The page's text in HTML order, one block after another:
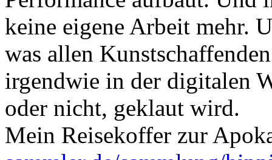
keine eigene Arbeit mehr.
was allen
irgendwie in der digitalen
oder nicht, geklaut wird.
Mein Reisekoffer zur